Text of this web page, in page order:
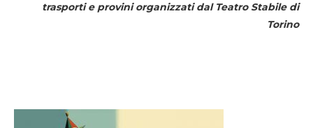
trasporti e provini organizzati dal Teatro Stabile di
Torino